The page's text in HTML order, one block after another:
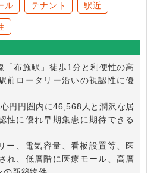
ル テナント 駅近
「布施駅」徒歩1分と利便性の高
前ロータリー沿いの視認性に優
円円圏内に46,568人と潤沢な居
性に優れ早期集患に期待できる
ー、電気容量、看板設置等、医
れ、低層階に医療モール、高層